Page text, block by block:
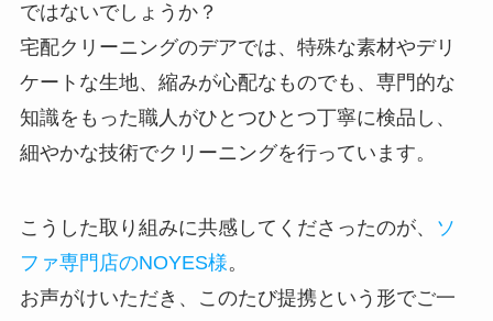
ではないでしょうか？
宅配クリーニングのデアでは、特殊な素材やデリ
ケートな生地、縮みが心配なものでも、専門的な
知識をもった職人がひとつひとつ丁寧に検品し、
細やかな技術でクリーニングを行っています。
こうした取り組みに共感してくださったのが、
ソ
ファ専門店のNOYES様。
お声がけいただき、このたび提携という形でご一